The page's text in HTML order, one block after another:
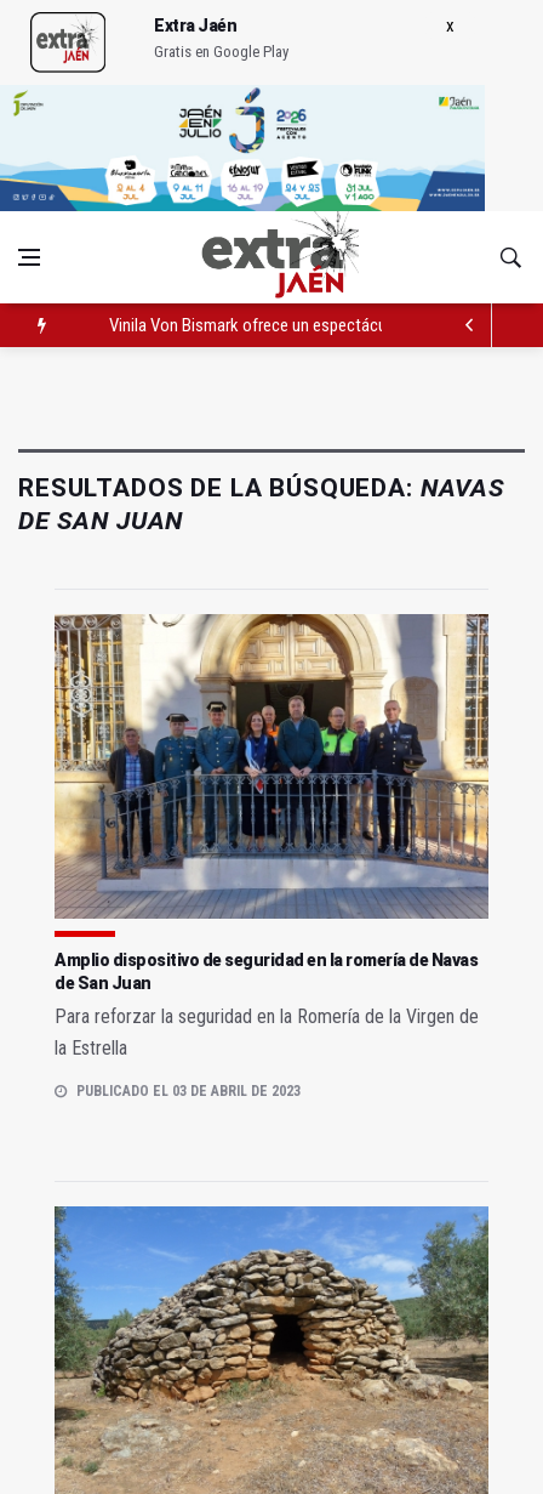
Extra Jaén
Gratis en Google Play
Vinila Von Bismark ofrece un espectáculo "rompedor" en el
RESULTADOS DE LA BÚSQUEDA: NAVAS
DE SAN JUAN
Amplio dispositivo de seguridad en la romería de Navas
de San Juan
Para reforzar la seguridad en la Romería de la Virgen de
la Estrella
PUBLICADO EL 03 DE ABRIL DE 2023